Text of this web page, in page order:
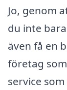
Jo, genom
du inte
även få en
företag
service